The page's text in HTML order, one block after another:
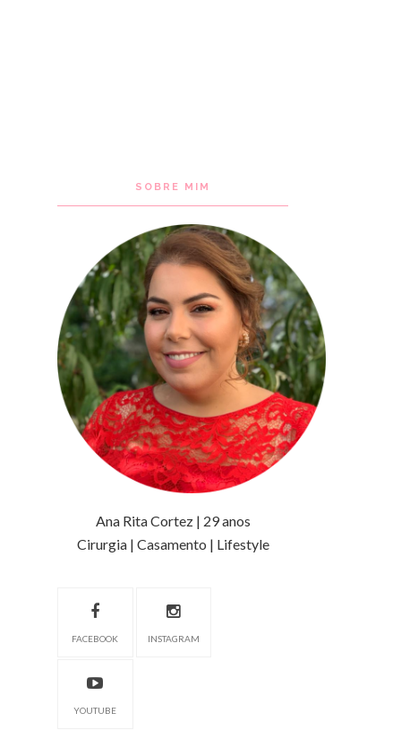
SOBRE MIM
Ana Rita Cortez | 29 anos
Cirurgia | Casamento | Lifestyle
FACEBOOK INSTAGRAM
YOUTUBE